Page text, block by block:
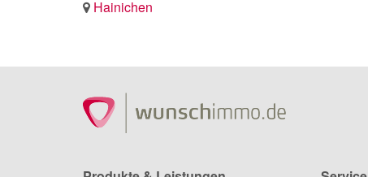
Hainichen